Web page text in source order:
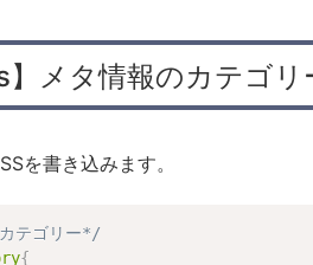
】メタ情報のカテゴ
を書き込みます。
テゴリー*/
{